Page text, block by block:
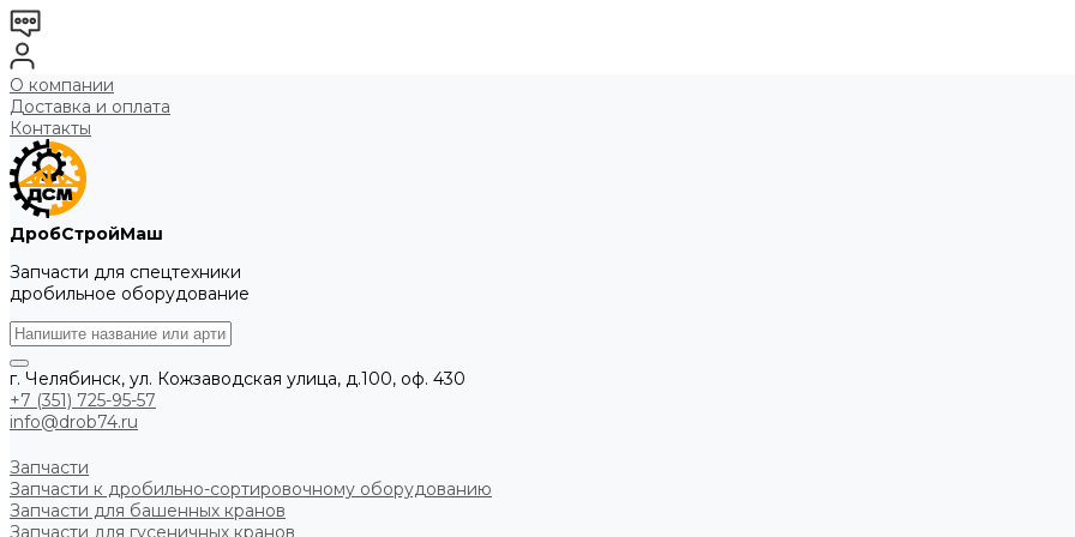
О компании
Доставка и оплата
Контакты
ДробСтройМаш
Запчасти для спецтехники
дробильное оборудование
г. Челябинск, ул. Кожзаводская улица, д.100, оф. 430
+7 (351) 725-95-57
info@drob74.ru
Запчасти
Запчасти к дробильно-сортировочному оборудованию
Запчасти для башенных кранов
Запчасти для гусеничных кранов